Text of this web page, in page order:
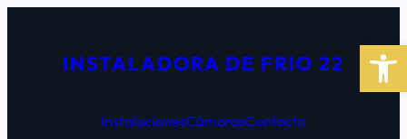
Abrir
contenidoINSTALADORA DE FRIO 22
InstalacionesCámarasContacto